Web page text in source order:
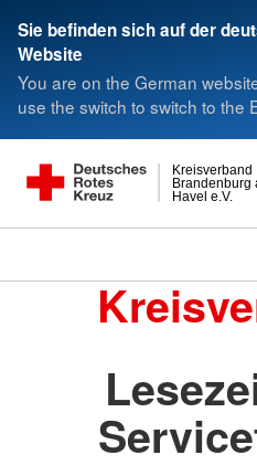
Sie befinden sich auf der
Website
You are on the German
use the switch to switch to the
Havel e.V.
Brandenburg
Kreisverband